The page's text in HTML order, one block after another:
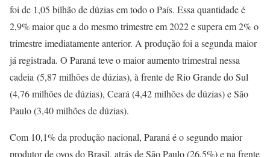
foi de 1,05 bilhão de dúzias em todo o País. Essa quantidade é
2,9% maior que a do mesmo trimestre em 2022 e supera em 2% o
trimestre imediatamente anterior. A produção foi a segunda maior
já registrada. O Paraná teve o maior aumento trimestral nessa
cadeia (5,87 milhões de dúzias), à frente de Rio Grande do Sul
(4,76 milhões de dúzias), Ceará (4,42 milhões de dúzias) e São
Paulo (3,40 milhões de dúzias).
Com 10,1% da produção nacional, Paraná é o segundo maior
produtor de ovos do Brasil, atrás de São Paulo (26,5%) e na frente